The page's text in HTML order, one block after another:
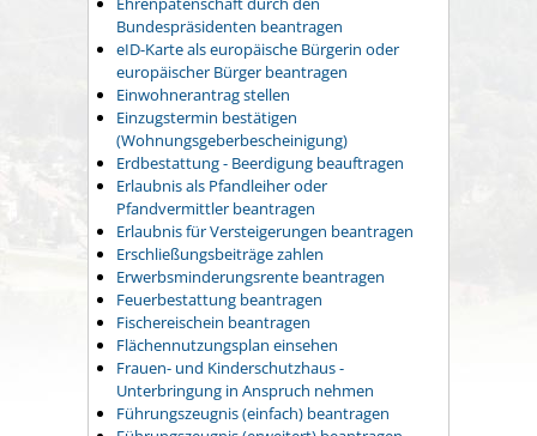
Bundespräsidenten beantragen
eID-Karte als europäische Bürgerin oder
europäischer Bürger beantragen
Einwohnerantrag stellen
Einzugstermin bestätigen
(Wohnungsgeberbescheinigung)
Erdbestattung - Beerdigung beauftragen
Erlaubnis als Pfandleiher oder
Pfandvermittler beantragen
Erlaubnis für Versteigerungen beantragen
Erschließungsbeiträge zahlen
Erwerbsminderungsrente beantragen
Feuerbestattung beantragen
Fischereischein beantragen
Flächennutzungsplan einsehen
Frauen- und Kinderschutzhaus -
Unterbringung in Anspruch nehmen
Führungszeugnis (einfach) beantragen